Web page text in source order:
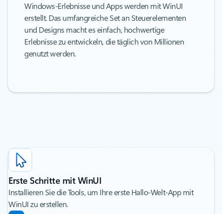
Windows-Erlebnisse und Apps werden mit WinUI
erstellt. Das umfangreiche Set an Steuerelementen
und Designs macht es einfach, hochwertige
Erlebnisse zu entwickeln, die täglich von Millionen
genutzt werden.
Erste Schritte mit WinUI
Installieren Sie die Tools, um Ihre erste Hallo-Welt-App mit
WinUI zu erstellen.